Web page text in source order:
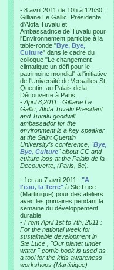
- 8 avril 2011 de 10h à 12h30 :
Gilliane Le Gallic, Présidente
d'Alofa Tuvalu et
Ambassadrice de Tuvalu pour
l'Environnement participe à la
table-ronde "Bye, Bye,
Culture" dans le cadre du
colloque "Le changement
climatique un défi pour le
patrimoine mondial" à l'initiative
de l'Université de Versailles St
Quentin, au Palais de la
Découverte à Paris.
- April 8,2011 : Gilliane Le
Gallic, Alofa Tuvalu President
and Tuvalu goodwill
ambassador for the
environment is a key speaker
at the Saint Quentin
University’s conference, "Bye,
Bye, Culture" about CC and
culture loss at the Palais de la
Decouverte, (Paris, 8e).
- 1er au 7 avril 2011 : "A
l'eau, la Terre" à Ste Luce
(Martinique) pour des ateliers
avec les primaires pendant la
semaine du développement
durable.
- From April 1st to 7th, 2011 :
For the national week for
sustainable development in
Ste Luce , "Our planet under
water " comic book is used as
a tool for the kids awareness
workshops (Martinique)